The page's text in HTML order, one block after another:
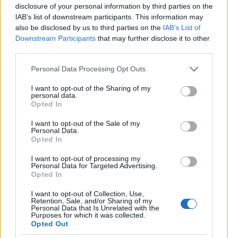
disclosure of your personal information by third parties on the
IAB’s list of downstream participants. This information may
also be disclosed by us to third parties on the IAB’s List of
Downstream Participants that may further disclose it to other
Please note that this website/app uses one or more Google
not limited to your visit or usage behaviour. You may click to
grant or deny consent to Google and its third-party tags to
use your data for below specified purposes in below Google
consent section.
Personal Data Processing Opt Outs
I want to opt-out of the Sharing of my
personal data.
Opted In
I want to opt-out of the Sale of my
Personal Data.
Opted In
I want to opt-out of processing my
Personal Data for Targeted Advertising.
Opted In
I want to opt-out of Collection, Use,
Retention, Sale, and/or Sharing of my
Personal Data that Is Unrelated with the
Purposes for which it was collected.
Opted Out